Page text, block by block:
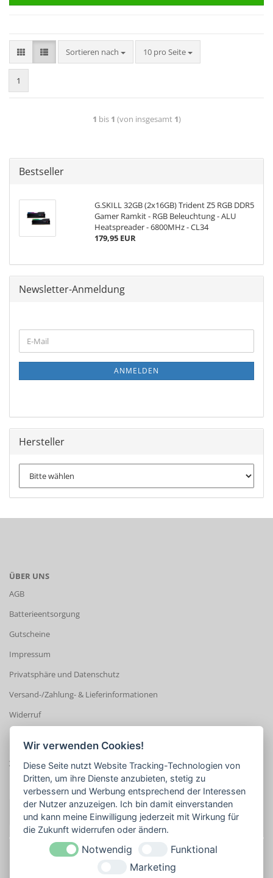
Sortieren nach 10 pro Seite
1
1 bis 1 (von insgesamt 1)
Bestseller
G.SKILL 32GB (2x16GB) Trident Z5 RGB DDR5
Gamer Ramkit - RGB Beleuchtung - ALU
Heatspreader - 6800MHz - CL34
179,95 EUR
Newsletter-Anmeldung
ANMELDEN
Hersteller
ÜBER UNS
AGB
Batterieentsorgung
Gutscheine
Impressum
Privatsphäre und Datenschutz
Versand-/Zahlung- & Lieferinformationen
Widerruf
ZAHLUNGSARTEN
Wir verwenden Cookies!
Diese Seite nutzt Website Tracking-Technologien von
Dritten, um ihre Dienste anzubieten, stetig zu
verbessern und Werbung entsprechend der Interessen
der Nutzer anzuzeigen. Ich bin damit einverstanden
und kann meine Einwilligung jederzeit mit Wirkung für
die Zukunft widerrufen oder ändern.
Notwendig
Funktional
Marketing